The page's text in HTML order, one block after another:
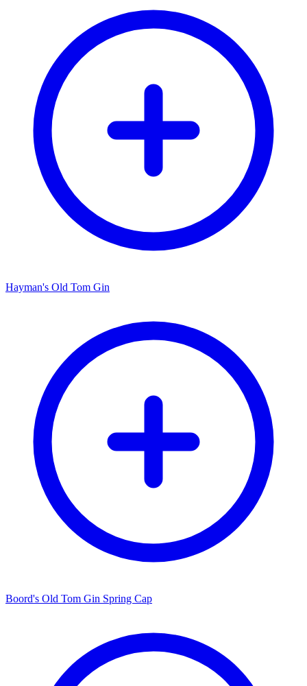
Hayman's Old Tom Gin
Boord's Old Tom Gin Spring Cap